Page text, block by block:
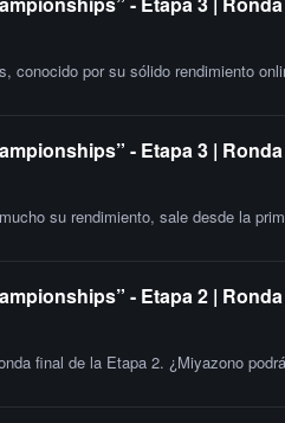
conocido por su sólido rendimiento
- Etapa 3 |
su rendimiento, sale desde la
- Etapa 2 |
final de la Etapa 2. ¿Miyazono